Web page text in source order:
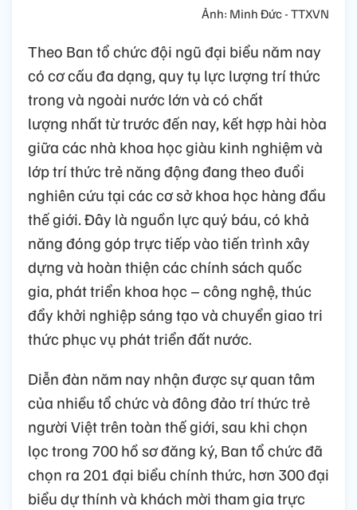
Ảnh: Minh Đức - TTXVN
Theo Ban tổ chức đội ngũ đại biểu năm nay
có cơ cấu đa dạng, quy tụ lực lượng trí thức
trong và ngoài nước lớn và có chất
lượng nhất từ trước đến nay, kết hợp hài hòa
giữa các nhà khoa học giàu kinh nghiệm và
lớp trí thức trẻ năng động đang theo đuổi
nghiên cứu tại các cơ sở khoa học hàng đầu
thế giới. Đây là nguồn lực quý báu, có khả
năng đóng góp trực tiếp vào tiến trình xây
dựng và hoàn thiện các chính sách quốc
gia, phát triển khoa học – công nghệ, thúc
đẩy khởi nghiệp sáng tạo và chuyển giao tri
thức phục vụ phát triển đất nước.
Diễn đàn năm nay nhận được sự quan tâm
của nhiều tổ chức và đông đảo trí thức trẻ
người Việt trên toàn thế giới, sau khi chọn
lọc trong 700 hồ sơ đăng ký, Ban tổ chức đã
chọn ra 201 đại biểu chính thức, hơn 300 đại
biểu dự thính và khách mời tham gia trực